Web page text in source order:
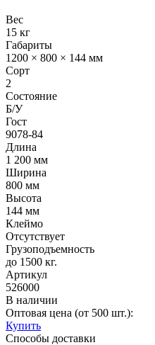
Вес
15 кг
Габариты
1200 × 800 × 144 мм
Сорт
2
Состояние
Б/У
Гост
9078-84
Длина
1 200 мм
Ширина
800 мм
Высота
144 мм
Клеймо
Отсутствует
Грузоподъемность
до 1500 кг.
Артикул
526000
В наличии
Оптовая цена (от 500 шт.):
Купить
Способы доставки